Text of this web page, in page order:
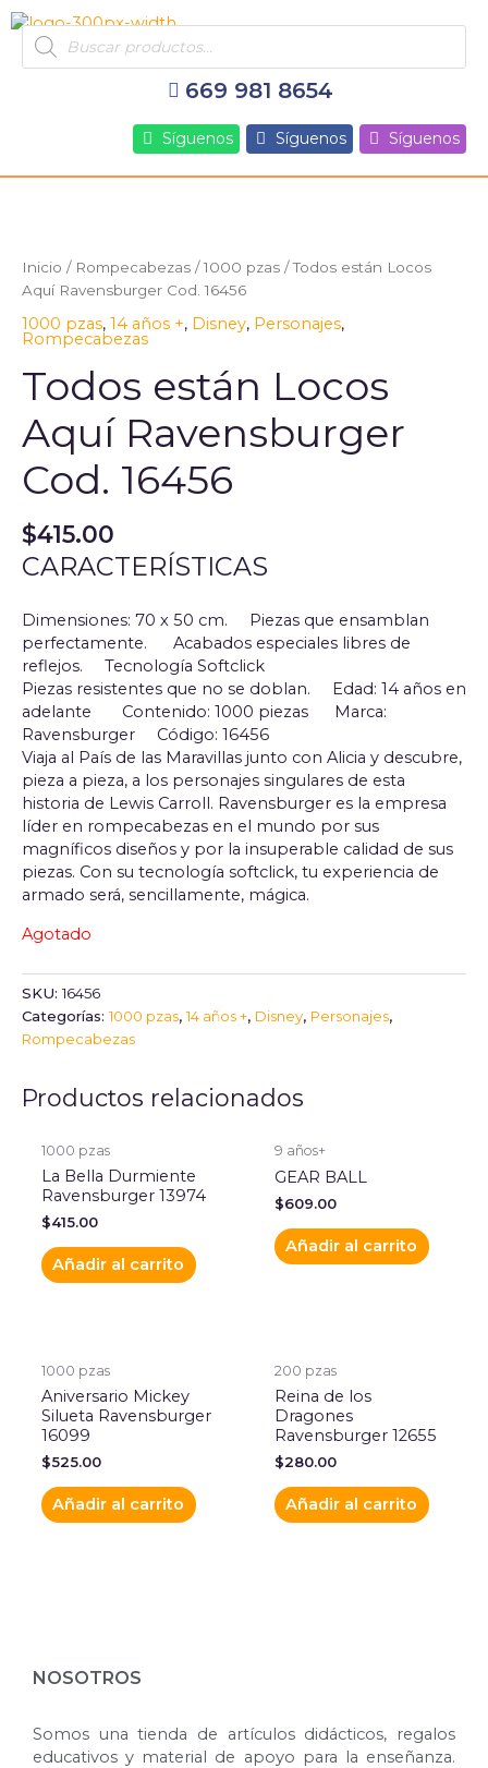
al
contenido
Products
search
669 981 8654
Síguenos Síguenos Síguenos
Inicio / Rompecabezas /1000 pzas / Todos están Locos
Aquí Ravensburger Cod. 16456
1000 pzas, 14 años +, Disney, Personajes,
Rompecabezas
Todos están Locos
Aquí Ravensburger
Cod. 16456
$415.00
CARACTERÍSTICAS
Dimensiones: 70 x 50 cm. Piezas que ensamblan
perfectamente. Acabados especiales libres de
reflejos. Tecnología Softclick
Piezas resistentes que no se doblan. Edad: 14 años en
adelante Contenido: 1000 piezas Marca:
Ravensburger Código: 16456
Viaja al País de las Maravillas junto con Alicia y descubre,
pieza a pieza, a los personajes singulares de esta
historia de Lewis Carroll. Ravensburger es la empresa
líder en rompecabezas en el mundo por sus
magníficos diseños y por la insuperable calidad de sus
piezas. Con su tecnología softclick, tu experiencia de
armado será, sencillamente, mágica.
Agotado
SKU:16456
Categorías:1000 pzas,14 años +, Disney, Personajes,
Rompecabezas
Productos relacionados
1000 pzas
La Bella Durmiente
Ravensburger 13974
$415.00
Añadir al carrito
9 años+
GEAR BALL
$609.00
Añadir al carrito
1000 pzas
Aniversario Mickey
Silueta Ravensburger
16099
$525.00
Añadir al carrito
200 pzas
Reina de los
Dragones
Ravensburger 12655
$280.00
Añadir al carrito
NOSOTROS
Somos una tienda de artículos didácticos, regalos
educativos y material de apoyo para la enseñanza.